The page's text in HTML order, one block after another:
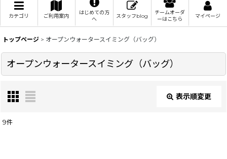
カテゴリ ご利用案内
はじめての方
へ
スタッフblog
チームオーダ
ーはこちら
マイページ
トップページ > オープンウォータースイミング（バッグ）
オープンウォータースイミング（バッグ）
表示順変更
9件